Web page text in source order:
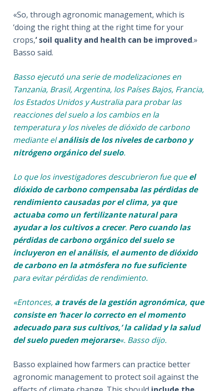
«So, through agronomic management, which is
‘doing the right thing at the right time for your
crops,‘ soil quality and health can be improved.»
Basso said.
Basso ejecutó una serie de modelizaciones en
Tanzania, Brasil, Argentina, los PaísesBajos, Francia,
los Estados Unidos y Australia para probar las
reacciones del suelo a los cambios en la
temperatura y los niveles de dióxido de carbono
mediante elanálisis de los niveles de carbono y
nitrógeno orgánico del suelo.
Lo que los investigadores descubrieron fue queel
dióxido de carbono compensaba las pérdidas de
rendimiento causadas por el clima, ya que
actuaba como un fertilizante natural para
ayudar a los cultivos a crecer. Pero cuando las
pérdidas de carbono orgánico del suelo se
incluyeron en el análisis, el aumento de dióxido
de carbono en la atmósfera no fue suficiente
para evitar pérdidas de rendimiento.
«Entonces, a través de la gestión agronómica, que
consiste en ‘hacer lo correcto en el momento
adecuado para sus cultivos,’ la calidad y la salud
del suelo pueden mejorarse«. Basso dijo.
Basso explained how farmers can practice better
agronomic management to protect soil against the